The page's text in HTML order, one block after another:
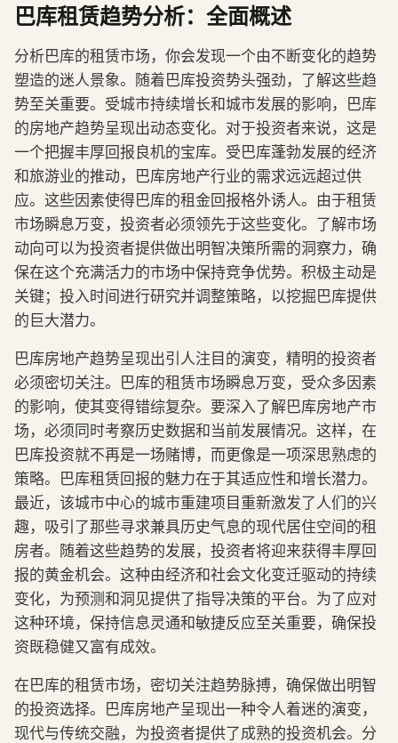
巴库租赁趋势分析：全面概述
分析巴库的租赁市场，你会发现一个由不断变化的趋势
塑造的迷人景象。随着巴库投资势头强劲，了解这些趋
势至关重要。受城市持续增长和城市发展的影响，巴库
的房地产趋势呈现出动态变化。对于投资者来说，这是
一个把握丰厚回报良机的宝库。受巴库蓬勃发展的经济
和旅游业的推动，巴库房地产行业的需求远远超过供
应。这些因素使得巴库的租金回报格外诱人。由于租赁
市场瞬息万变，投资者必须领先于这些变化。了解市场
动向可以为投资者提供做出明智决策所需的洞察力，确
保在这个充满活力的市场中保持竞争优势。积极主动是
关键；投入时间进行研究并调整策略，以挖掘巴库提供
的巨大潜力。
巴库房地产趋势呈现出引人注目的演变，精明的投资者
必须密切关注。巴库的租赁市场瞬息万变，受众多因素
的影响，使其变得错综复杂。要深入了解巴库房地产市
场，必须同时考察历史数据和当前发展情况。这样，在
巴库投资就不再是一场赌博，而更像是一项深思熟虑的
策略。巴库租赁回报的魅力在于其适应性和增长潜力。
最近，该城市中心的城市重建项目重新激发了人们的兴
趣，吸引了那些寻求兼具历史气息的现代居住空间的租
房者。随着这些趋势的发展，投资者将迎来获得丰厚回
报的黄金机会。这种由经济和社会文化变迁驱动的持续
变化，为预测和洞见提供了指导决策的平台。为了应对
这种环境，保持信息灵通和敏捷反应至关重要，确保投
资既稳健又富有成效。
在巴库的租赁市场，密切关注趋势脉搏，确保做出明智
的投资选择。巴库房地产呈现出一种令人着迷的演变，
现代与传统交融，为投资者提供了成熟的投资机会。分